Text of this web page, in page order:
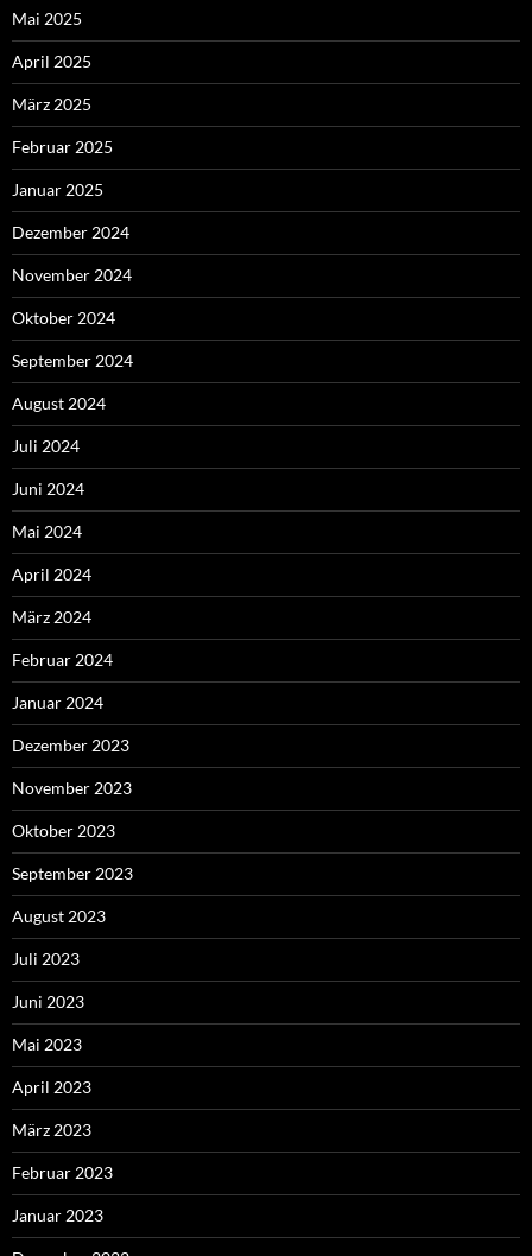
Mai 2025
April 2025
März 2025
Februar 2025
Januar 2025
Dezember 2024
November 2024
Oktober 2024
September 2024
August 2024
Juli 2024
Juni 2024
Mai 2024
April 2024
März 2024
Februar 2024
Januar 2024
Dezember 2023
November 2023
Oktober 2023
September 2023
August 2023
Juli 2023
Juni 2023
Mai 2023
April 2023
März 2023
Februar 2023
Januar 2023